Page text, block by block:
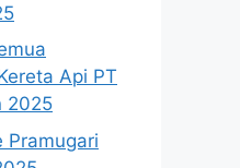
Api PT
2025
Pramugari